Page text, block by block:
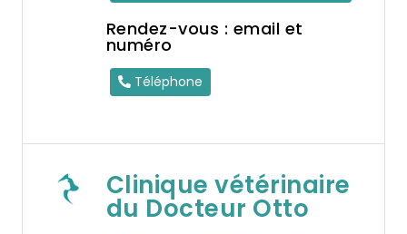
Rendez-vous : email et
numéro
Téléphone
Clinique vétérinaire
du Docteur Otto